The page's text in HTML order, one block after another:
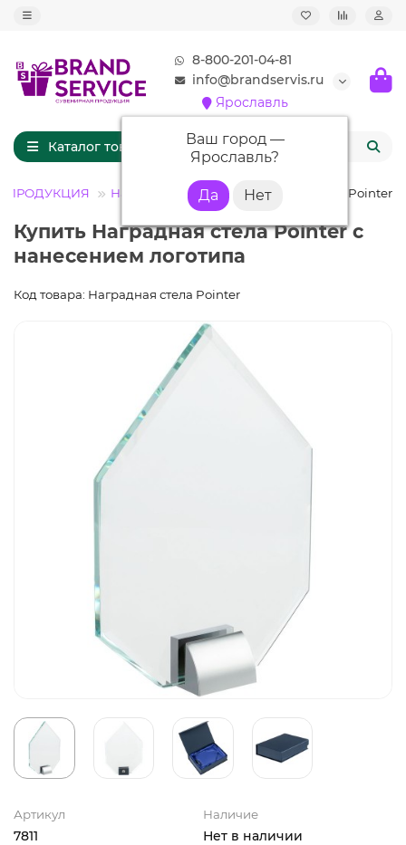
8-800-201-04-81
info@brandservis.ru
Ярославль
Ваш город —
Ярославль?
Каталог товаров
ПРОДУКЦИЯ Наградные стелы Наградная стела Pointer
Купить Наградная стела Pointer с
нанесением логотипа
Код товара: Наградная стела Pointer
Артикул
7811
Наличие
Нет в наличии